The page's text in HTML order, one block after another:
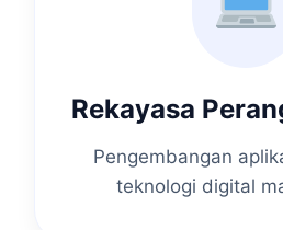
Rekayasa
Pengembangan
teknologi digital